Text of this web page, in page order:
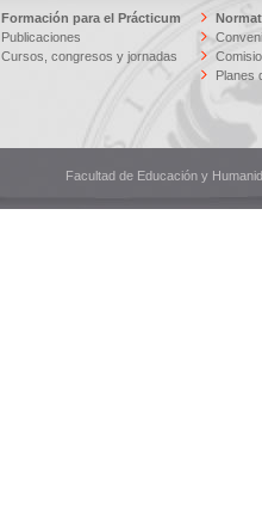
Formación para el Prácticum
Publicaciones
Cursos, congresos y jornadas
Planes
Facultad de Educación y